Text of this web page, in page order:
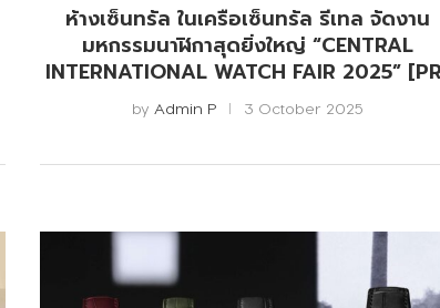
ห้างเซ็นทรัล ในเครือเซ็นทรัล รีเทล จัดงาน
มหกรรมนาฬิกาสุดยิ่งใหญ่ “CENTRAL
INTERNATIONAL WATCH FAIR 2025”
by Admin P 3 October 2025